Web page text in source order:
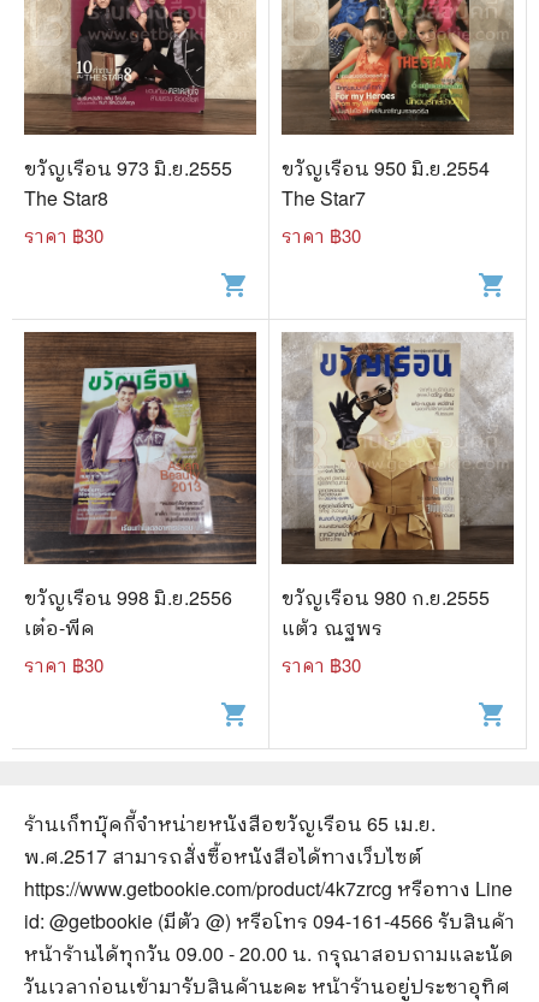
ขวัญเรือน 973 มิ.ย.2555
The Star8
ราคา ฿30
shopping_cart
ขวัญเรือน 950 มิ.ย.2554
The Star7
ราคา ฿30
shopping_cart
ขวัญเรือน 998 มิ.ย.2556
เต๋อ-พีค
ราคา ฿30
shopping_cart
ขวัญเรือน 980 ก.ย.2555
แต้ว ณฐพร
ราคา ฿30
shopping_cart
ร้านเก็ทบุ๊คกี้จำหน่ายหนังสือขวัญเรือน 65 เม.ย.
พ.ศ.2517 สามารถสั่งซื้อหนังสือได้ทางเว็บไซต์
https://www.getbookie.com/product/4k7zrcg หรือทาง Line
id: @getbookie (มีตัว @) หรือโทร 094-161-4566 รับสินค้า
หน้าร้านได้ทุกวัน 09.00 - 20.00 น. กรุณาสอบถามและนัด
วันเวลาก่อนเข้ามารับสินค้านะคะ หน้าร้านอยู่ประชาอุทิศ